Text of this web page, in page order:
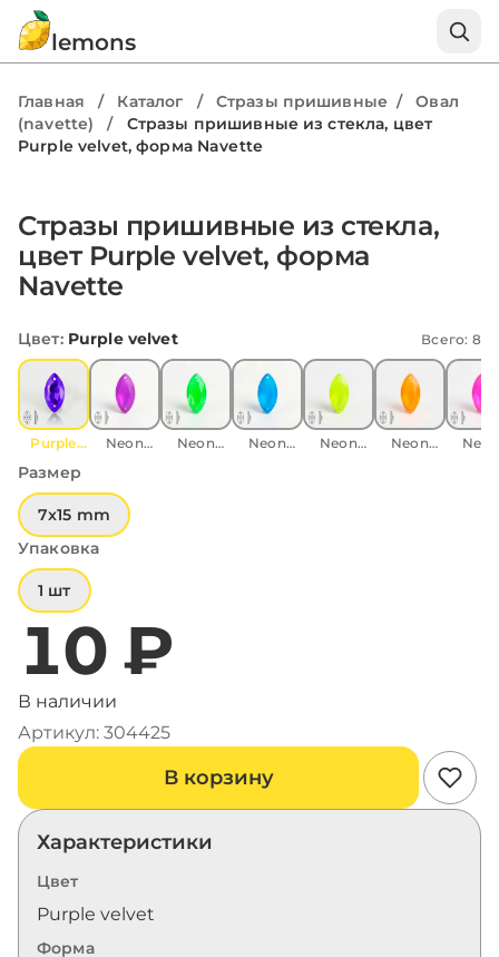
lemons
Главная / Каталог / Стразы пришивные /
Овал
(navette)
/
Стразы пришивные из стекла, цвет
Purple velvet, форма Navette
Стразы пришивные из стекла,
цвет Purple velvet, форма
Navette
Цвет: Purple velvet Всего: 8
Purple
Neon
Neon
Neon
Neon
Neon
Neon
Размер
7x15 mm
Упаковка
1 шт
10 ₽
В наличии
Артикул: 304425
В корзину
Характеристики
Цвет
Purple velvet
Форма